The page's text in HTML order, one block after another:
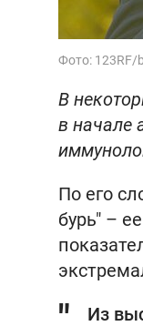
Фото: 123RF/
В
в начале
По его
бурь" –
Из